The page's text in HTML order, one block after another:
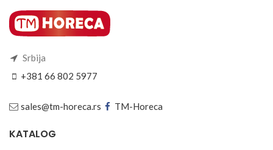
Srbija
+381 66 802 5977
sales@tm-horeca.rs TM-Horeca
KATALOG